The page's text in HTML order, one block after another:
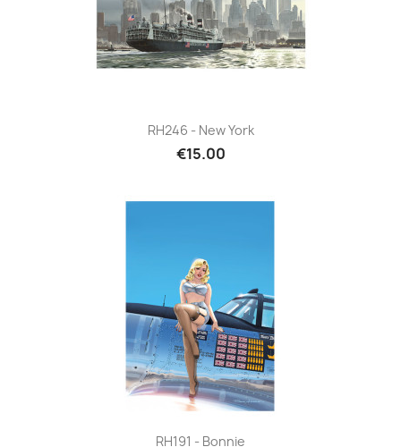
RH246 - New York
€15.00
RH191 - Bonnie